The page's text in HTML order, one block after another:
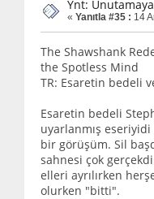
Ynt:
« Yanıtla #35 : 14
The Shawshank
the Spotless Mind
TR: Esaretin bedeli
Esaretin bedeli
uyarlanmış eseriyidi
bir görüşüm. Sil
sahnesi çok
elleri ayrılırken
olurken "bitti".